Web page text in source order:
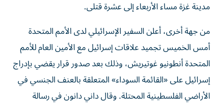
مدينة غزة مساء الأربعاء إلى عشرة قتلى.
من جهة أخرى، أعلن السفير الإسرائيلي لدى الأمم المتحدة
أمس الخميس تجميد علاقات إسرائيل مع الأمين العام للأمم
المتحدة أنطونيو غوتيريش، وذلك بعد صدور قرار يقضي بإدراج
إسرائيل على «القائمة السوداء» المتعلقة بالعنف الجنسي في
الأراضي الفلسطينية المحتلة. وقال داني دانون في رسالة